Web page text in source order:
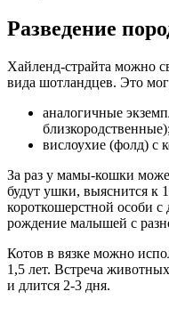
Разведение
Хайленд-страйта можно
вида шотландцев. Это
аналогичные
близкородственные);
вислоухие (фолд) с
За раз у мамы-кошки
будут ушки, выяснится к
короткошерстной особи
рождение малышей с
Котов в вязке можно
1,5 лет. Встреча
и длится 2-3 дня.